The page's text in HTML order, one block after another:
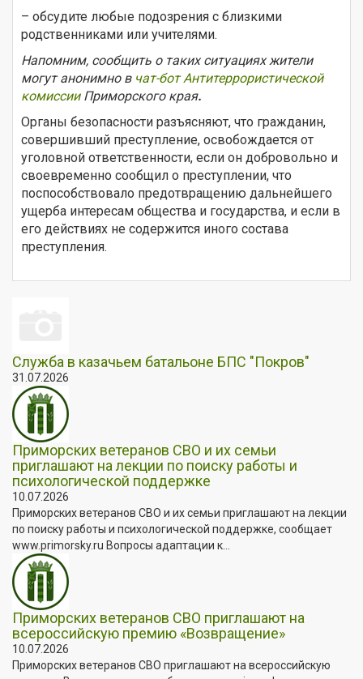
– обсудите любые подозрения с близкими
родственниками или учителями.
Напомним, сообщить о таких ситуациях жители
могут анонимно в чат-бот Антитеррористической
комиссииПриморского края.
Органы безопасности разъясняют, что гражданин,
совершивший преступление, освобождается от
уголовной ответственности, если он добровольно и
своевременно сообщил о преступлении, что
поспособствовало предотвращению дальнейшего
ущерба интересам общества и государства, и если в
его действиях не содержится иного состава
преступления.
Служба в казачьем батальоне БПС "Покров"
31.07.2026
Приморских ветеранов СВО и их семьи
приглашают на лекции по поиску работы и
психологической поддержке
10.07.2026
Приморских ветеранов СВО и их семьи приглашают на лекции
по поиску работы и психологической поддержке, сообщает
www.primorsky.ru Вопросы адаптации к...
Приморских ветеранов СВО приглашают на
всероссийскую премию «Возвращение»
10.07.2026
Приморских ветеранов СВО приглашают на всероссийскую